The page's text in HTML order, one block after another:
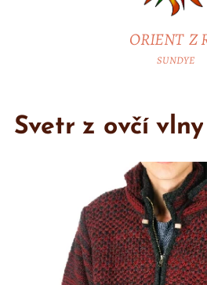
ORIENT Z
SUNDYE
Svetr z ovčí vlny